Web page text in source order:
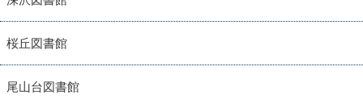
桜丘図書館
尾山台図書館